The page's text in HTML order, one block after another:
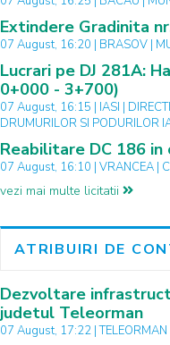
Extindere Gradinita
07 August, 16:20 | BRASOV |
Lucrari pe DJ 281A:
0+000 - 3+700)
07 August, 16:15 | IASI |
DRUMURILOR SI PODURILOR
Reabilitare DC 186 in
07 August, 16:10 | VRANCEA |
vezi mai multe licitatii
ATRIBUIRI DE
Dezvoltare
judetul Teleorman
07 August, 17:22 |